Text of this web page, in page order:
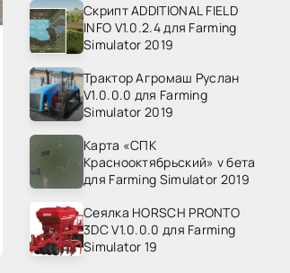
Скрипт ADDITIONAL FIELD
INFO V1.0.2.4 для Farming
Simulator 2019
Трактор Агромаш Руслан
V1.0.0.0 для Farming
Simulator 2019
Карта «СПК
Краснооктябрьский» v бета
для Farming Simulator 2019
Сеялка HORSCH PRONTO
3DC V1.0.0.0 для Farming
Simulator 19